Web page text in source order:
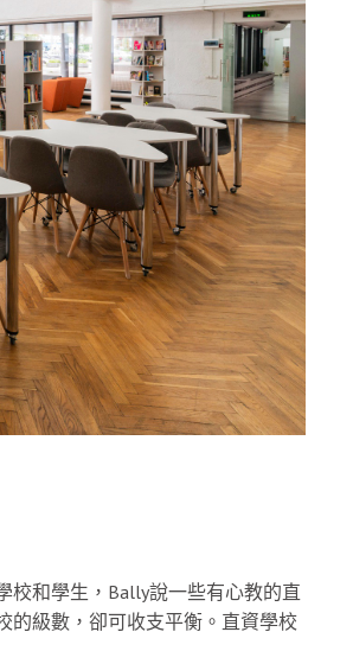
校和學生，Bally說一些有心教的直
的級數，卻可收支平衡。直資學校